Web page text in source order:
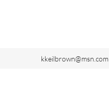
kkeilbrown@msn.com